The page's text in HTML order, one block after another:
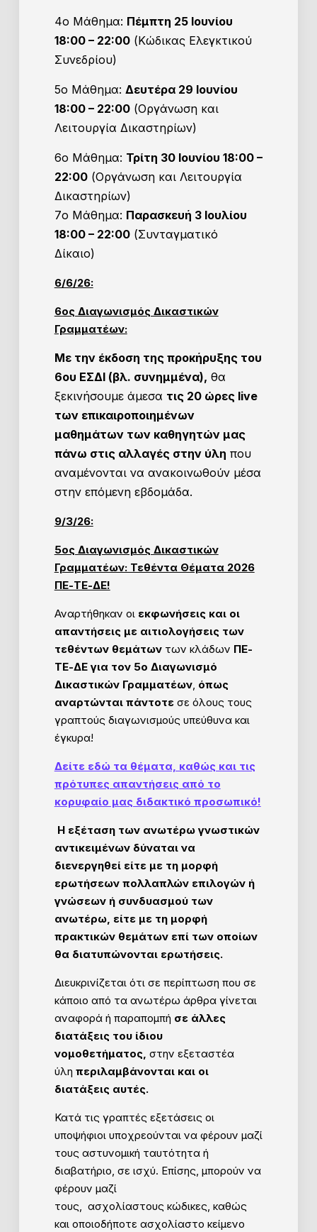
4ο Μάθημα: Πέμπτη 25 Ιουνίου
18:00 – 22:00(Κώδικας Ελεγκτικού
Συνεδρίου)
5ο Μάθημα: Δευτέρα 29 Ιουνίου
18:00 – 22:00(Οργάνωση και
Λειτουργία Δικαστηρίων)
6ο Μάθημα: Τρίτη 30 Ιουνίου 18:00 –
22:00(Οργάνωση και Λειτουργία
Δικαστηρίων)
7ο Μάθημα: Παρασκευή 3 Ιουλίου
18:00 – 22:00(Συνταγματικό
Δίκαιο)
6/6/26:
6ος Διαγωνισμός Δικαστικών
Γραμματέων:
Με την έκδοση της προκήρυξης του
6ου ΕΣΔΙ (βλ. συνημμένα), θα
ξεκινήσουμε άμεσα τις 20 ώρες live
των επικαιροποιημένων
μαθημάτων των καθηγητών μας
πάνω στις αλλαγές στην ύλη που
αναμένονται να ανακοινωθούν μέσα
στην επόμενη εβδομάδα.
9/3/26:
5ος Διαγωνισμός Δικαστικών
Γραμματέων: Τεθέντα Θέματα 2026
ΠΕ-ΤΕ-ΔΕ!
Αναρτήθηκαν οι εκφωνήσεις και οι
απαντήσεις με αιτιολογήσεις των
τεθέντων θεμάτων των κλάδων ΠΕ-
ΤΕ-ΔΕ για τον 5ο Διαγωνισμό
Δικαστικών Γραμματέων, όπως
αναρτώνται πάντοτε σε όλους τους
γραπτούς διαγωνισμούς υπεύθυνα και
έγκυρα!
Δείτε εδώ τα θέματα, καθώς και τις
πρότυπες απαντήσεις από το
κορυφαίο μας διδακτικό προσωπικό!
Η εξέταση των ανωτέρω γνωστικών
αντικειμένων δύναται να
διενεργηθεί είτε με τη μορφή
ερωτήσεων πολλαπλών επιλογών ή
γνώσεων ή συνδυασμού των
ανωτέρω, είτε με τη μορφή
πρακτικών θεμάτων επί των οποίων
θα διατυπώνονται ερωτήσεις.
Διευκρινίζεται ότι σε περίπτωση που σε
κάποιο από τα ανωτέρω άρθρα γίνεται
αναφορά ή παραπομπή σε άλλες
διατάξεις του ίδιου
νομοθετήματος, στην εξεταστέα
ύλη περιλαμβάνονται και οι
διατάξεις αυτές.
Κατά τις γραπτές εξετάσεις οι
υποψήφιοι υποχρεούνται να φέρουν μαζί
τους αστυνομική ταυτότητα ή
διαβατήριο, σε ισχύ. Επίσης, μπορούν να
φέρουν μαζί
τους, ασχολίαστους κώδικες, καθώς
και οποιοδήποτε ασχολίαστο κείμενο